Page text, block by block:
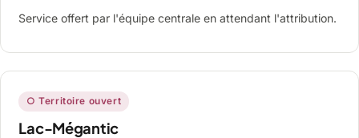
Service offert par l'équipe centrale en attendant l'attribution.
○ Territoire ouvert
Lac-Mégantic